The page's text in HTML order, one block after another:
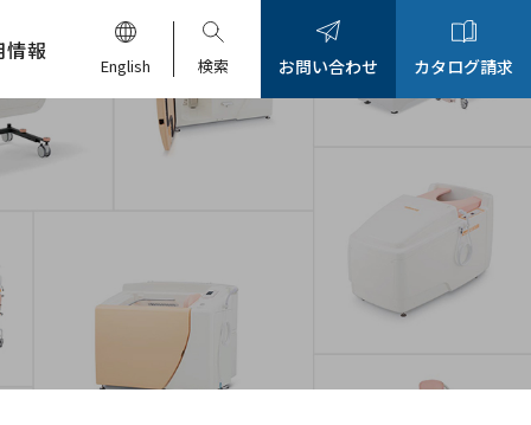
情報
English 検索 お問い合わせ カタログ請求